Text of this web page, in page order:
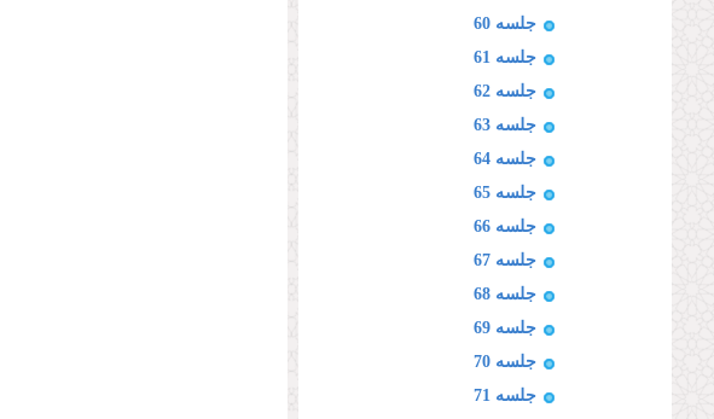
جلسه 60
جلسه 61
جلسه 62
جلسه 63
جلسه 64
جلسه 65
جلسه 66
جلسه 67
جلسه 68
جلسه 69
جلسه 70
جلسه 71